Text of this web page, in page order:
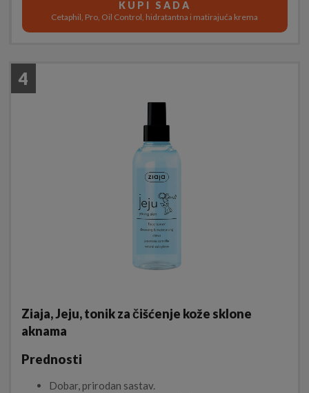
KUPI SADA
Cetaphil, Pro, Oil Control, hidratantna i matirajuća krema
4
Ziaja, Jeju, tonik za čišćenje kože sklone
aknama
Prednosti
Dobar, prirodan sastav.